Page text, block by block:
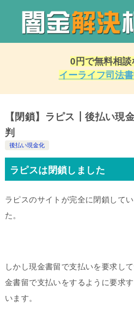
0円で無料相談
イーライフ司法
【閉鎖】ラピス┃後払い現
判
後払い現金化
ラピスは閉鎖しました
ラピスのサイトが完全に閉鎖して
た。
しかし現金書留で支払いを要求し
金書留で支払いをするように要求
います。